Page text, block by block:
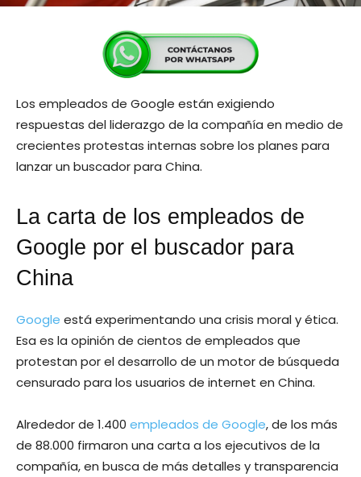
Los empleados de Google están exigiendo
respuestas del liderazgo de la compañía en medio de
crecientes protestas internas sobre los planes para
lanzar un buscador para China.
La carta de los empleados de
Google por el buscador para
China
Google está experimentando una crisis moral y ética.
Esa es la opinión de cientos de empleados que
protestan por el desarrollo de un motor de búsqueda
censurado para los usuarios de internet en China.
Alrededor de 1.400 empleados de Google, de los más
de 88.000 firmaron una carta a los ejecutivos de la
compañía, en busca de más detalles y transparencia